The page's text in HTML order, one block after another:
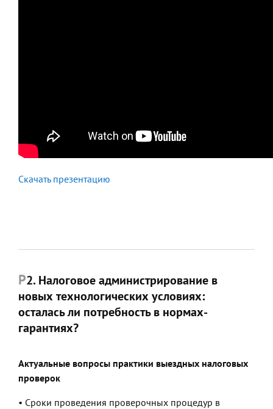
Скачать презентацию
2. Налоговое администрирование в
новых технологических условиях:
осталась ли потребность в нормах-
гарантиях?
Актуальные вопросы практики выездных налоговых
проверок
• Сроки проведения проверочных процедур в